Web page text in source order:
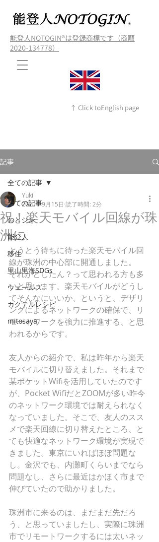
能登人NOTOGIN®️は登録商標です（商願
2020-134778）
↑ Click toEnglish page
記事
全ての記事
のとジン
能登人
移住
里山里海SDGs
ウェールズ
カクテルレシピ
mitosaya
全ての記事
祝！楽天モバイル回線が珠
洲に
Yuki
2021年9月15日 読了時間: 2分
とうとう待ちに待った楽天モバイル回
線が珠洲の中心部に開通しました。
それがどしたん？って思われる方も多
いと思います。楽天モバイルがどうし
てそんなにいいか、というと、デザリ
ングによるネットワークの確保で、リ
モートワークを強力に推進する、と思
われるからです。
友人からの紹介で、私は昨年から楽天
モバイルに切り替えました。それまで
某ポケットWifiを活用していたのです
が、Pocket WifiだとZOOMが多い昨今
のネットワーク環境では耐えられなく
なっていました。そこで、友人のスス
メで楽天回線に切り替えたところ、と
ても快適なネットワーク環境が実現で
きました。東京にいればほぼ問題な
し。金沢でも、内灘町くらいまでなら
問題なし、さらに最近はかほく市まで
伸びていたので助かりました。
珠洲市に来るのは、まだまだ先だろ
う、と思っていましたし、実際に珠洲
市でリモートワークするには太いネッ